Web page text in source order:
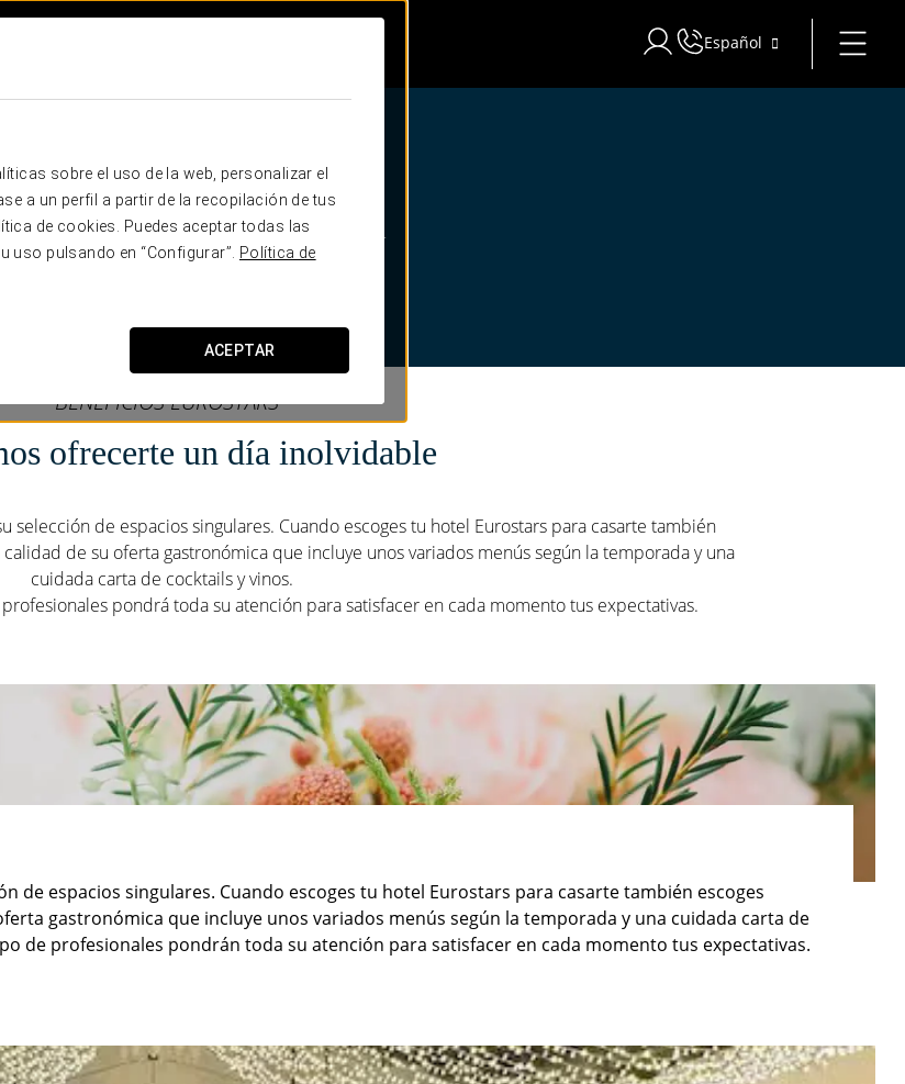
sobre el uso de la web, personalizar el
a un perfil a partir de la recopilación de tus
de cookies. Puedes aceptar todas las
uso pulsando en “Configurar”.
Política de
ACEPTAR
Iniciar sesión en Star Traveler o
Español
el día de tu boda
Descuentos en Honeymoon
BENEFICIOS EUROSTARS
ofrecerte un día inolvidable
selección de espacios singulares. Cuando escoges tu hotel Eurostars para casarte también
de su oferta gastronómica que incluye unos variados menús según la temporada y una
cuidada carta de cocktails y vinos.
pondrá toda su atención para satisfacer en cada momento tus expectativas.
de espacios singulares. Cuando escoges tu hotel Eurostars para casarte también escoges
gastronómica que incluye unos variados menús según la temporada y una cuidada carta de
de profesionales pondrán toda su atención para satisfacer en cada momento tus expectativas.